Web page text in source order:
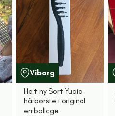
Viborg
Helt ny Sort Yuaia
hårbørste i original
emballage